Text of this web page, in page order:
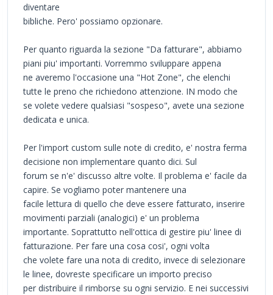
diventare
bibliche. Pero' possiamo opzionare.
Per quanto riguarda la sezione "Da fatturare", abbiamo
piani piu' importanti. Vorremmo sviluppare appena
ne averemo l'occasione una "Hot Zone", che elenchi
tutte le preno che richiedono attenzione. IN modo che
se volete vedere qualsiasi "sospeso", avete una sezione
dedicata e unica.
Per l'import custom sulle note di credito, e' nostra ferma
decisione non implementare quanto dici. Sul
forum se n'e' discusso altre volte. Il problema e' facile da
capire. Se vogliamo poter mantenere una
facile lettura di quello che deve essere fatturato, inserire
movimenti parziali (analogici) e' un problema
importante. Soprattutto nell'ottica di gestire piu' linee di
fatturazione. Per fare una cosa cosi', ogni volta
che volete fare una nota di credito, invece di selezionare
le linee, dovreste specificare un importo preciso
per distribuire il rimborse su ogni servizio. E nei successivi